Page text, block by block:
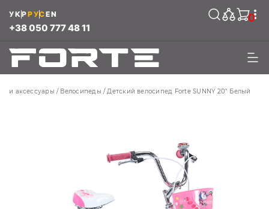
+38 050 777 48 11
УКРРУСEN 0
и аксессуары Велосипеды Детский велосипед Forte SUNNY 20" Белый